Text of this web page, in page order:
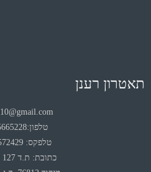
תאטרון רענן
טלפון:052-5665228
טלפקס: 077-5572429
כתובת: ת.ד 127 יד בנימין